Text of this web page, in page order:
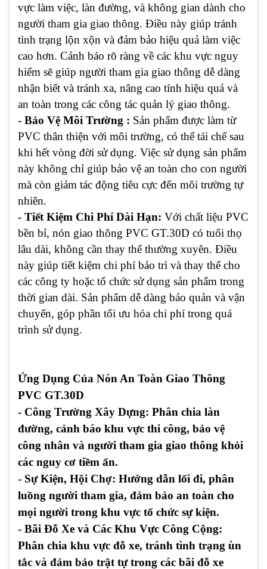
vực làm việc, làn đường, và không gian dành cho
người tham gia giao thông. Điều này giúp tránh
tình trạng lộn xộn và đảm bảo hiệu quả làm việc
cao hơn. Cảnh báo rõ ràng về các khu vực nguy
hiểm sẽ giúp người tham gia giao thông dễ dàng
nhận biết và tránh xa, nâng cao tính hiệu quả và
an toàn trong các công tác quản lý giao thông.
- Bảo Vệ Môi Trường : Sản phẩm được làm từ
PVC thân thiện với môi trường, có thể tái chế sau
khi hết vòng đời sử dụng. Việc sử dụng sản phẩm
này không chỉ giúp bảo vệ an toàn cho con người
mà còn giảm tác động tiêu cực đến môi trường tự
nhiên.
- Tiết Kiệm Chi Phí Dài Hạn: Với chất liệu PVC
bền bỉ, nón giao thông PVC GT.30D có tuổi thọ
lâu dài, không cần thay thế thường xuyên. Điều
này giúp tiết kiệm chi phí bảo trì và thay thế cho
các công ty hoặc tổ chức sử dụng sản phẩm trong
thời gian dài. Sản phẩm dễ dàng bảo quản và vận
chuyển, góp phần tối ưu hóa chi phí trong quá
trình sử dụng.
Ứng Dụng Của Nón An Toàn Giao Thông
PVC GT.30D
- Công Trường Xây Dựng: Phân chia làn
đường, cảnh báo khu vực thi công, bảo vệ
công nhân và người tham gia giao thông khỏi
các nguy cơ tiềm ẩn.
- Sự Kiện, Hội Chợ: Hướng dẫn lối đi, phân
luồng người tham gia, đảm bảo an toàn cho
mọi người trong khu vực tổ chức sự kiện.
- Bãi Đỗ Xe và Các Khu Vực Công Cộng:
Phân chia khu vực đỗ xe, tránh tình trạng ùn
tắc và đảm bảo trật tự trong các bãi đỗ xe